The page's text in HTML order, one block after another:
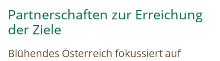
Partnerschaften zur Erreichung
der Ziele
Blühendes Österreich fokussiert auf